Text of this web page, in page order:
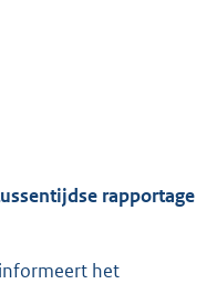
rapportage
het